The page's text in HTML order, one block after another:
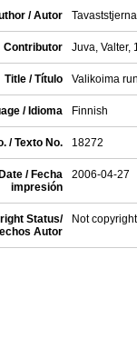
/ Autor
Contributor Juva, Valter,
Title / Título Valikoima
/ Idioma Finnish
/ Texto No. 18272
/ Fecha
impresión
2006-04-27
Status/
Autor
Not